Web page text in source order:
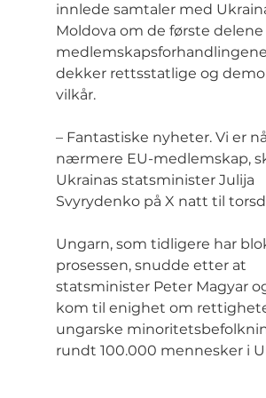
innlede samtaler med
Moldova om de første delene
dekker rettsstatlige og
vilkår.
– Fantastiske nyheter. Vi er
nærmere EU-medlemskap,
Ukrainas statsminister Julija
Svyrydenko på X natt til
Ungarn, som tidligere har
prosessen, snudde etter at
statsminister Peter Magyar
kom til enighet om
ungarske
rundt 100.000 mennesker i